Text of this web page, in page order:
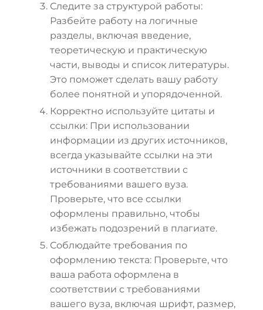
Следите за структурой работы:
Разбейте работу на логичные
разделы, включая введение,
теоретическую и практическую
части, выводы и список литературы.
Это поможет сделать вашу работу
более понятной и упорядоченной.
Корректно используйте цитаты и
ссылки: При использовании
информации из других источников,
всегда указывайте ссылки на эти
источники в соответствии с
требованиями вашего вуза.
Проверьте, что все ссылки
оформлены правильно, чтобы
избежать подозрений в плагиате.
Соблюдайте требования по
оформлению текста: Проверьте, что
ваша работа оформлена в
соответствии с требованиями
вашего вуза, включая шрифт, размер,